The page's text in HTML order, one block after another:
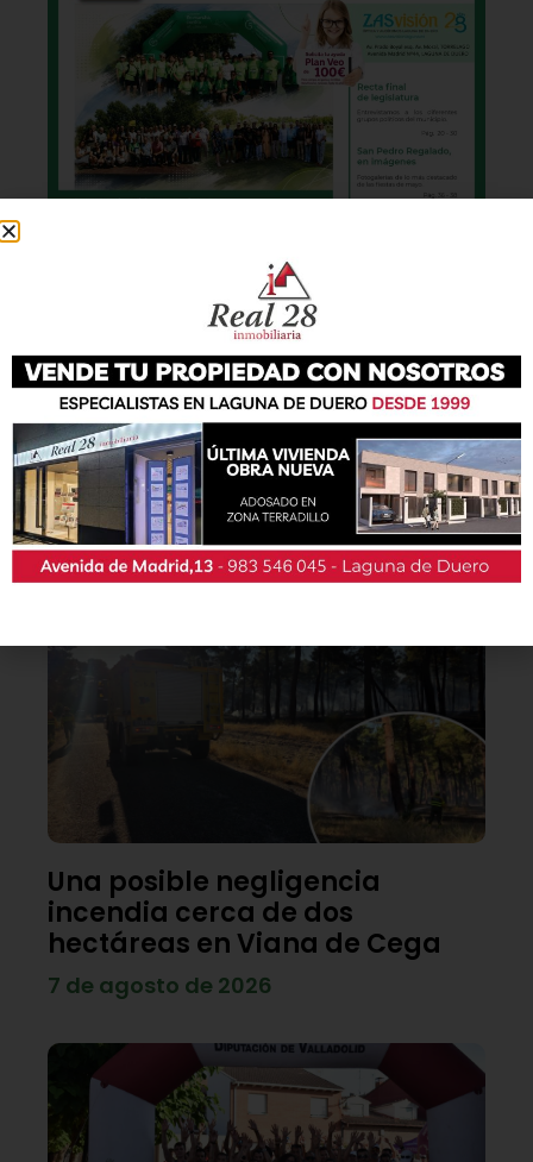
También podrás conseguir la revista en papel
de formagratuitaen todos los negocios
patrocinadores y en la Casa de las Artes.
Lo último
Una posible negligencia
incendia cerca de dos
hectáreas en Viana de Cega
7 de agosto de 2026